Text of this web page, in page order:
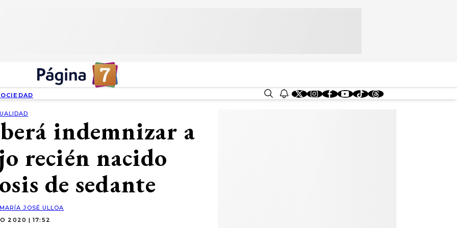
indemnizar a
recién nacido
de sedante
MARÍA JOSÉ ULLOA
2020 | 17:52